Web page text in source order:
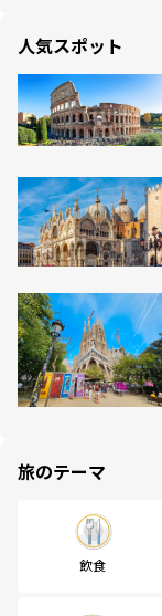
人気スポット
旅のテーマ
飲食